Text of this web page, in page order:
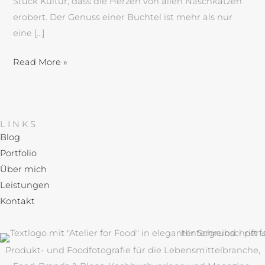
erobert. Der Genuss einer Buchtel ist mehr als nur
eine […]
Read More »
LINKS
Blog
Portfolio
Über mich
Leistungen
Kontakt
Produkt- und Foodfotografie für die Lebensmittelbranche,